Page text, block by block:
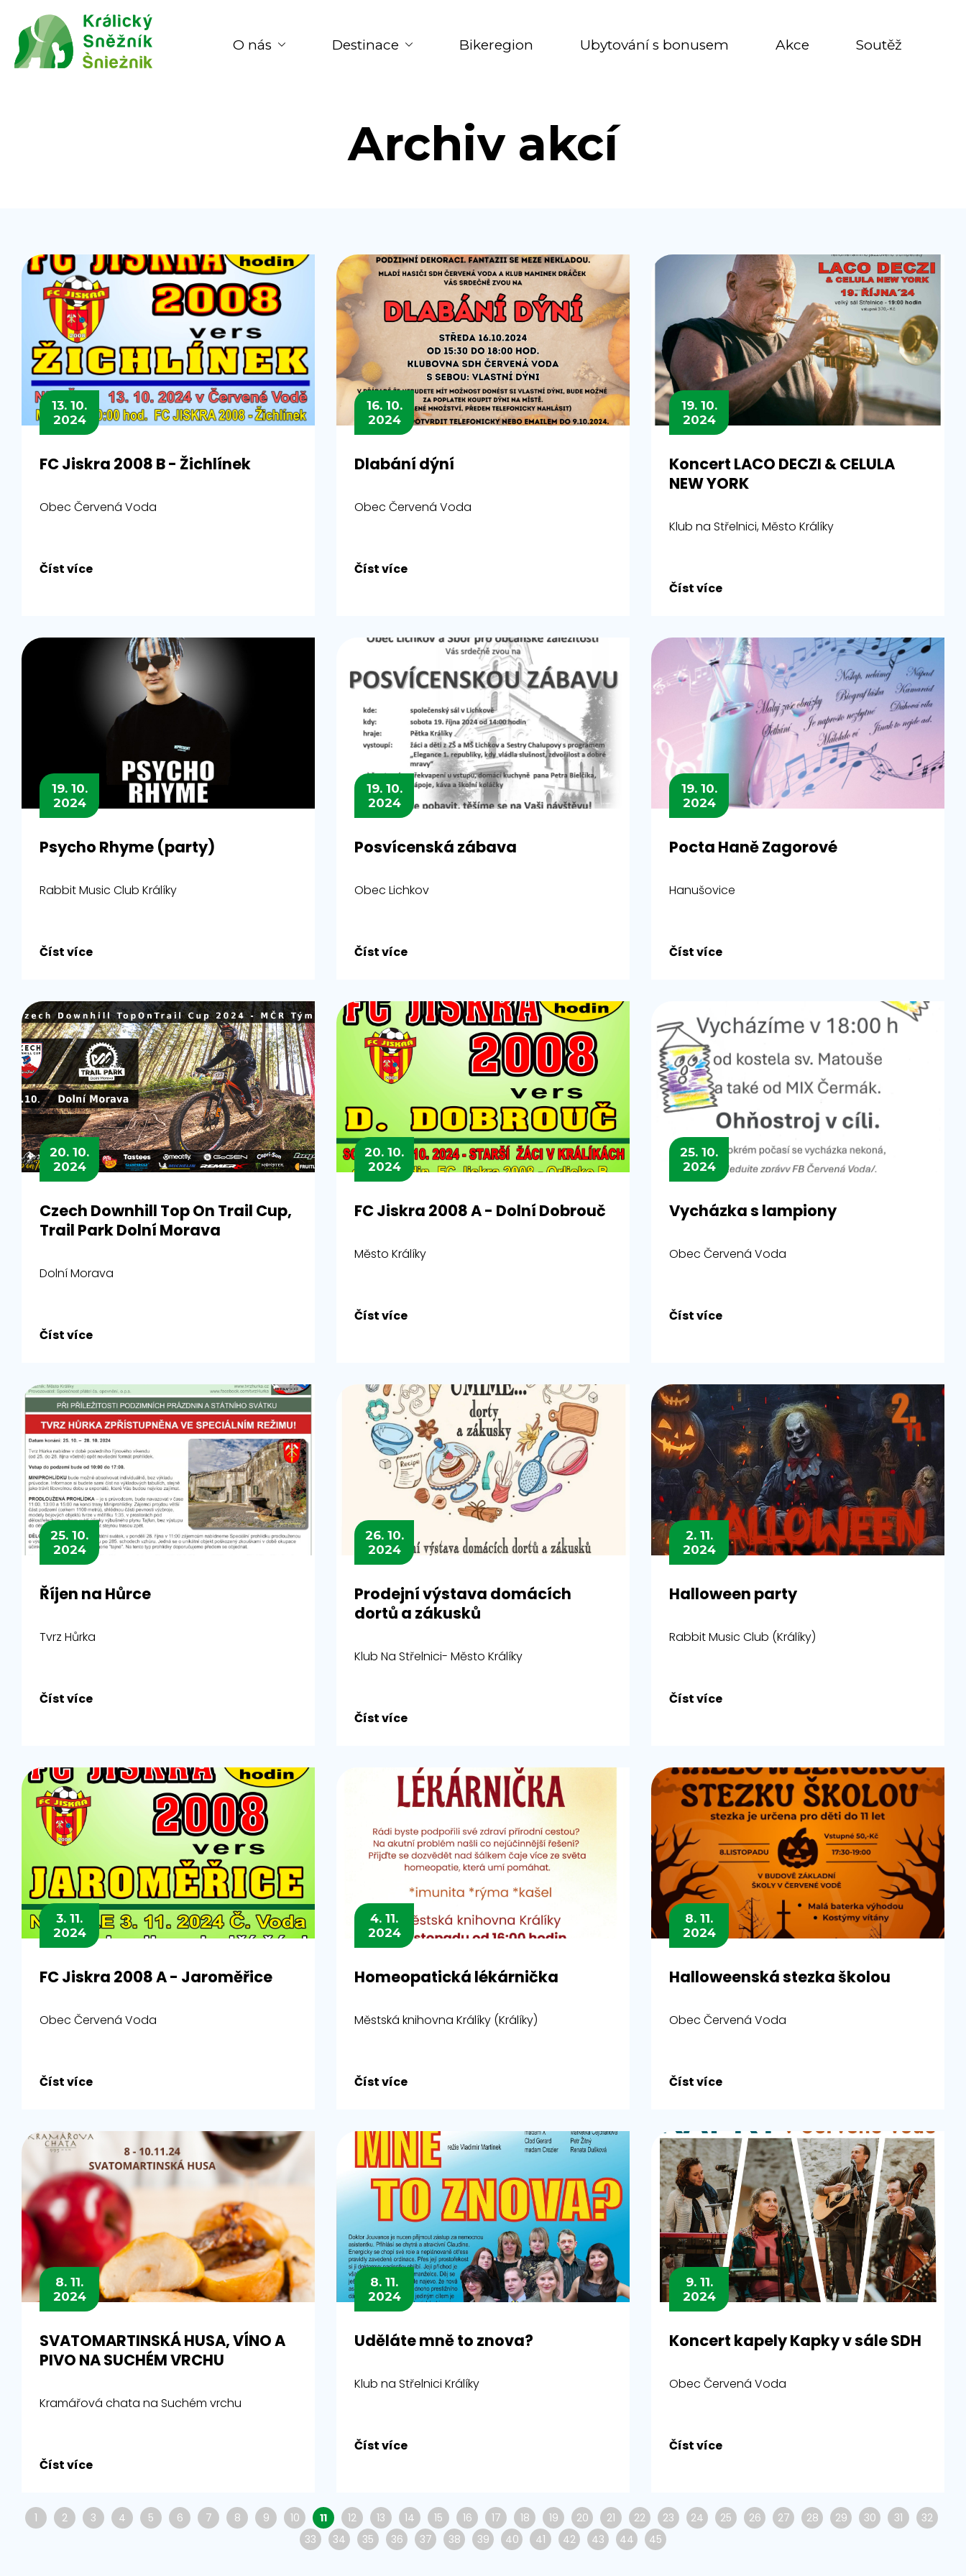
O nás Destinace Bikeregion Ubytování s bonusem Akce Soutěž
Archiv akcí
13. 10.
2024
FC Jiskra 2008 B - Žichlínek
Obec Červená Voda
Číst více
16. 10.
2024
Dlabání dýní
Obec Červená Voda
Číst více
19. 10.
2024
Koncert LACO DECZI & CELULA
NEW YORK
Klub na Střelnici, Město Králíky
Číst více
19. 10.
2024
Psycho Rhyme (party)
Rabbit Music Club Králíky
Číst více
19. 10.
2024
Posvícenská zábava
Obec Lichkov
Číst více
19. 10.
2024
Pocta Haně Zagorové
Hanušovice
Číst více
20. 10.
2024
Czech Downhill Top On Trail Cup,
Trail Park Dolní Morava
Dolní Morava
Číst více
20. 10.
2024
FC Jiskra 2008 A - Dolní Dobrouč
Město Králíky
Číst více
25. 10.
2024
Vycházka s lampiony
Obec Červená Voda
Číst více
25. 10.
2024
Říjen na Hůrce
Tvrz Hůrka
Číst více
26. 10.
2024
Prodejní výstava domácích
dortů a zákusků
Klub Na Střelnici- Město Králíky
Číst více
2. 11.
2024
Halloween party
Rabbit Music Club (Králíky)
Číst více
3. 11.
2024
FC Jiskra 2008 A - Jaroměřice
Obec Červená Voda
Číst více
4. 11.
2024
Homeopatická lékárnička
Městská knihovna Králíky (Králíky)
Číst více
8. 11.
2024
Halloweenská stezka školou
Obec Červená Voda
Číst více
8. 11.
2024
SVATOMARTINSKÁ HUSA, VÍNO A
PIVO NA SUCHÉM VRCHU
Kramářová chata na Suchém vrchu
Číst více
8. 11.
2024
Uděláte mně to znova?
Klub na Střelnici Králíky
Číst více
9. 11.
2024
Koncert kapely Kapky v sále SDH
Obec Červená Voda
Číst více
1 2 3 4 5 6 7 8 9 10 11 12 13 14 15 16 17 18 19 20 21 22 23 24 25 26 27 28 29 30 31
32
33
34 35 36 37 38 39 40 41 42 43 44 45